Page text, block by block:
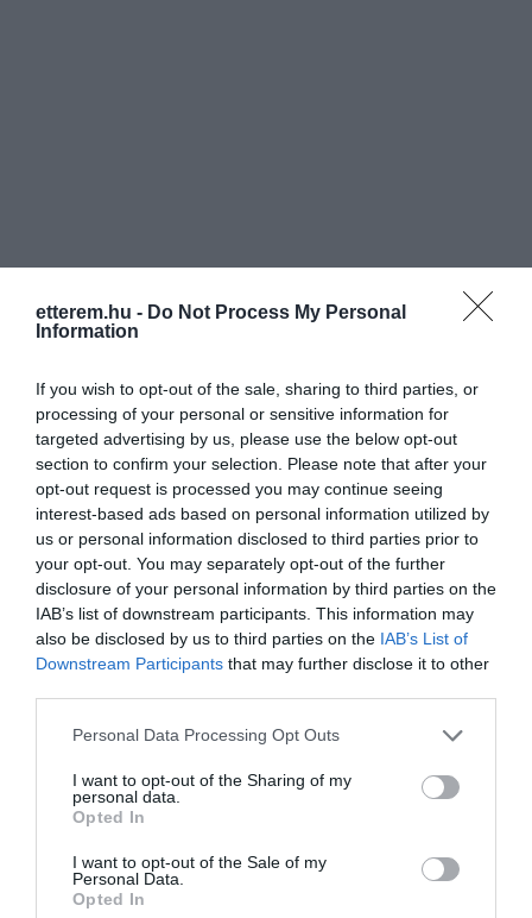
etterem.hu - Do Not Process My Personal
Information
If you wish to opt-out of the sale, sharing to third parties, or
processing of your personal or sensitive information for
targeted advertising by us, please use the below opt-out
section to confirm your selection. Please note that after your
opt-out request is processed you may continue seeing
interest-based ads based on personal information utilized by
us or personal information disclosed to third parties prior to
your opt-out. You may separately opt-out of the further
disclosure of your personal information by third parties on the
IAB’s list of downstream participants. This information may
also be disclosed by us to third parties on the IAB’s List of
Downstream Participants that may further disclose it to other
Please note that this website/app uses one or more Google
not limited to your visit or usage behaviour. You may click to
grant or deny consent to Google and its third-party tags to
use your data for below specified purposes in below Google
consent section.
Personal Data Processing Opt Outs
I want to opt-out of the Sharing of my
personal data.
Opted In
I want to opt-out of the Sale of my
Personal Data.
Opted In
Értékelések Értékeld Te is
2.0 5 1
4 1
3 0
0
1 5
Molnár Barnabás
2020. Június 26.
Az ételek minősége és
megtudtuk, hogy innen se